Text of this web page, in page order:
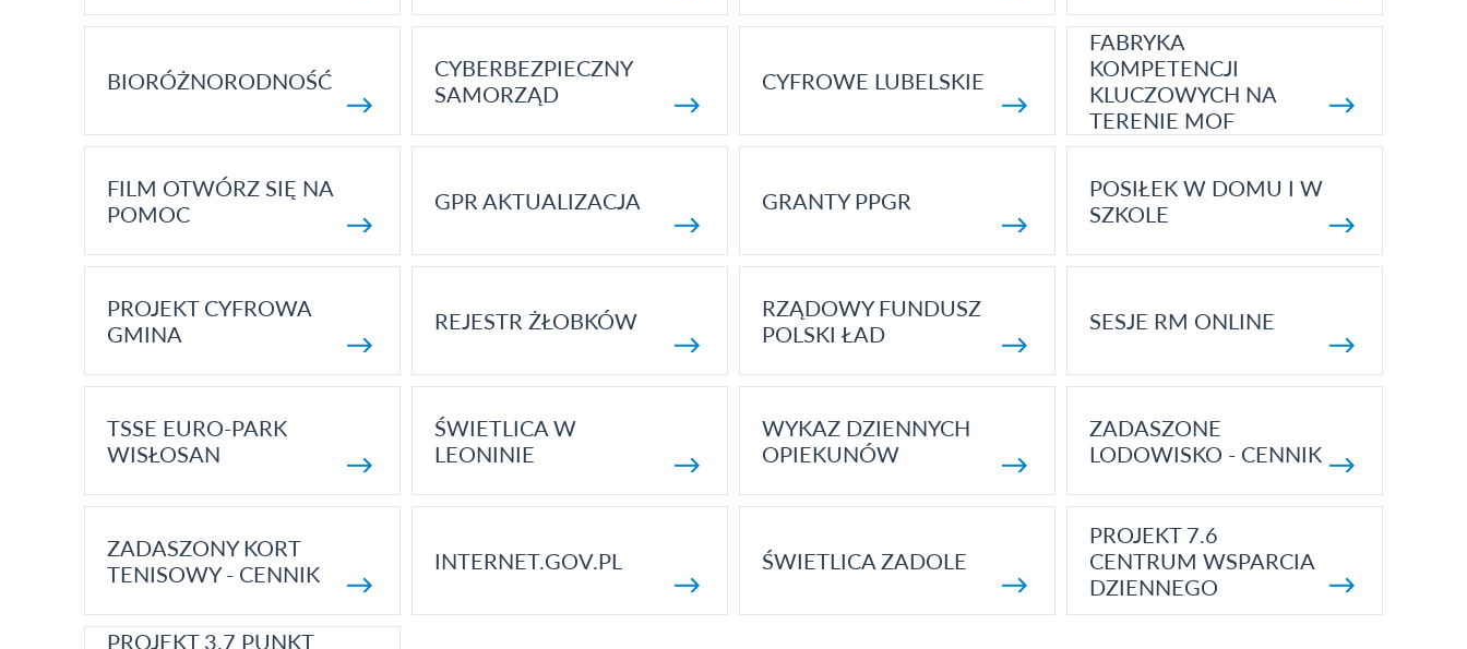
BIORÓŻNORODNOŚĆ
CYBERBEZPIECZNY
SAMORZĄD
CYFROWE LUBELSKIE
FABRYKA
KOMPETENCJI
KLUCZOWYCH NA
TERENIE MOF
FILM OTWÓRZ SIĘ NA
POMOC
GPR AKTUALIZACJA GRANTY PPGR
POSIŁEK W DOMU I W
SZKOLE
PROJEKT CYFROWA
GMINA
REJESTR ŻŁOBKÓW
RZĄDOWY FUNDUSZ
POLSKI ŁAD
SESJE RM ONLINE
TSSE EURO-PARK
WISŁOSAN
ŚWIETLICA W
LEONINIE
WYKAZ DZIENNYCH
OPIEKUNÓW
ZADASZONE
LODOWISKO - CENNIK
ZADASZONY KORT
TENISOWY - CENNIK
INTERNET.GOV.PL ŚWIETLICA ZADOLE
PROJEKT 7.6
CENTRUM WSPARCIA
DZIENNEGO
PROJEKT 3.7 PUNKT